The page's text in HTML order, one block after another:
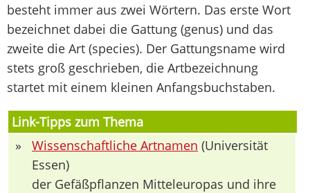
besteht immer aus zwei Wörtern. Das erste Wort
bezeichnet dabei die Gattung (genus) und das
zweite die Art (species). Der Gattungsname wird
stets groß geschrieben, die Artbezeichnung
startet mit einem kleinen Anfangsbuchstaben.
Link-Tipps zum Thema
»
Wissenschaftliche Artnamen (Universität
Essen)
der Gefäßpflanzen Mitteleuropas und ihre